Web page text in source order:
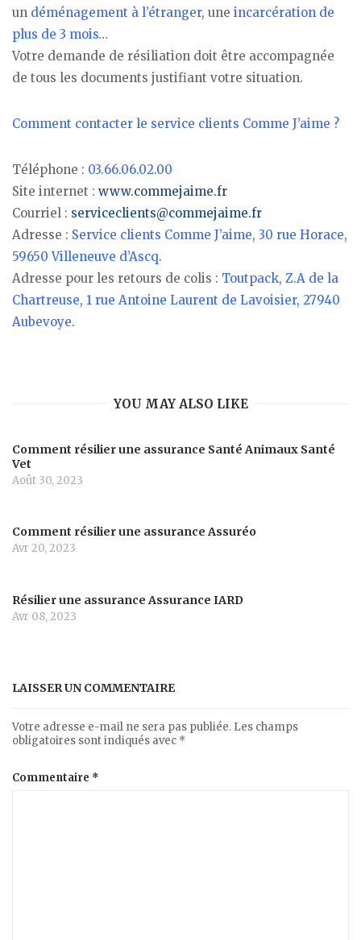
un déménagement à l’étranger, une incarcération de
plus de 3 mois…
Votre demande de résiliation doit être accompagnée
de tous les documents justifiant votre situation.
Comment contacter le service clients Comme J’aime ?
Téléphone : 03.66.06.02.00
Site internet : www.commejaime.fr
Courriel : serviceclients@commejaime.fr
Adresse : Service clients Comme J’aime, 30 rue Horace,
59650 Villeneuve d’Ascq.
Adresse pour les retours de colis : Toutpack, Z.A de la
Chartreuse, 1 rue Antoine Laurent de Lavoisier, 27940
Aubevoye.
YOU MAY ALSO LIKE
Comment résilier une assurance Santé Animaux Santé
Vet
Août 30, 2023
Comment résilier une assurance Assuréo
Avr 20, 2023
Résilier une assurance Assurance IARD
Avr 08, 2023
LAISSER UN COMMENTAIRE
Votre adresse e-mail ne sera pas publiée. Les champs
obligatoires sont indiqués avec *
Commentaire *